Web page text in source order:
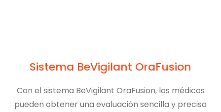
Sistema BeVigilant OraFusion
Con el sistema BeVigilant OraFusion, los médicos
pueden obtener una evaluación sencilla y precisa